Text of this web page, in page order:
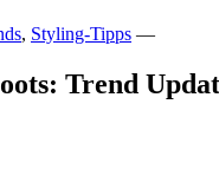
, Styling-Tipps —
Trend